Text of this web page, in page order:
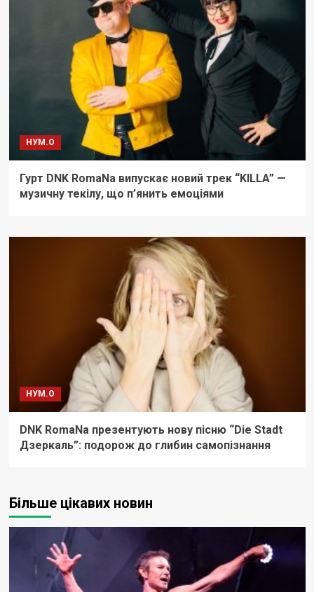
НУМ.О
Гурт DNK RomaNa випускає новий трек “KILLA” —
музичну текілу, що п’янить емоціями
НУМ.О
DNK RomaNa презентують нову пісню “Die Stadt
Дзеркаль”: подорож до глибин самопізнання
Більше цікавих новин